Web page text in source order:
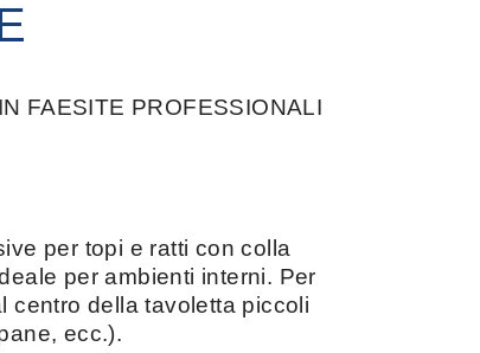
FAESITE PROFESSIONALI
per topi e ratti con colla
per ambienti interni. Per
centro della tavoletta piccoli
ecc.).